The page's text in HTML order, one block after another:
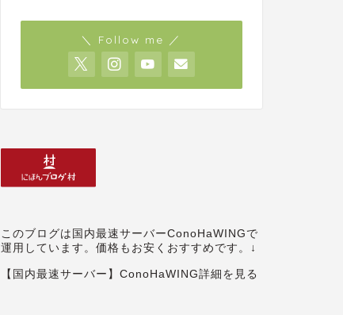
＼ Follow me ／
このブログは国内最速サーバーConoHaWINGで
運用しています。価格もお安くおすすめです。↓
【国内最速サーバー】ConoHaWING詳細を見る